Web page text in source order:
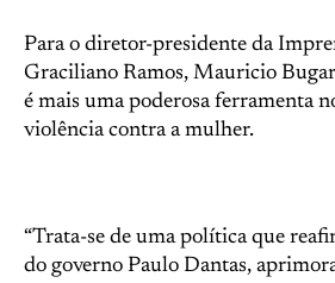
Para o diretor-presidente da
Graciliano Ramos, Mauricio
é mais uma poderosa ferramenta
violência contra a mulher.
“Trata-se de uma política que
do governo Paulo Dantas,